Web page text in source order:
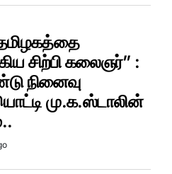
சிற்பி கலைஞர்” :
நினைவு
மு.க.ஸ்டாலின்